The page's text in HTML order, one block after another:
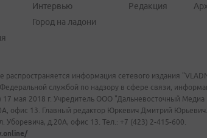
Интервью
Город на ладони
Редакция
распространяется информация сетевого издания
службой по надзору в сфере связи,
17 мая 2018 г. Учредитель ООО "Дальневосточный Медиа
офис 13. Главный редактор Юркевич Дмитрий
Уборевича, д.20А, офис 13. Тел.: +7 (423) 2-415-600.